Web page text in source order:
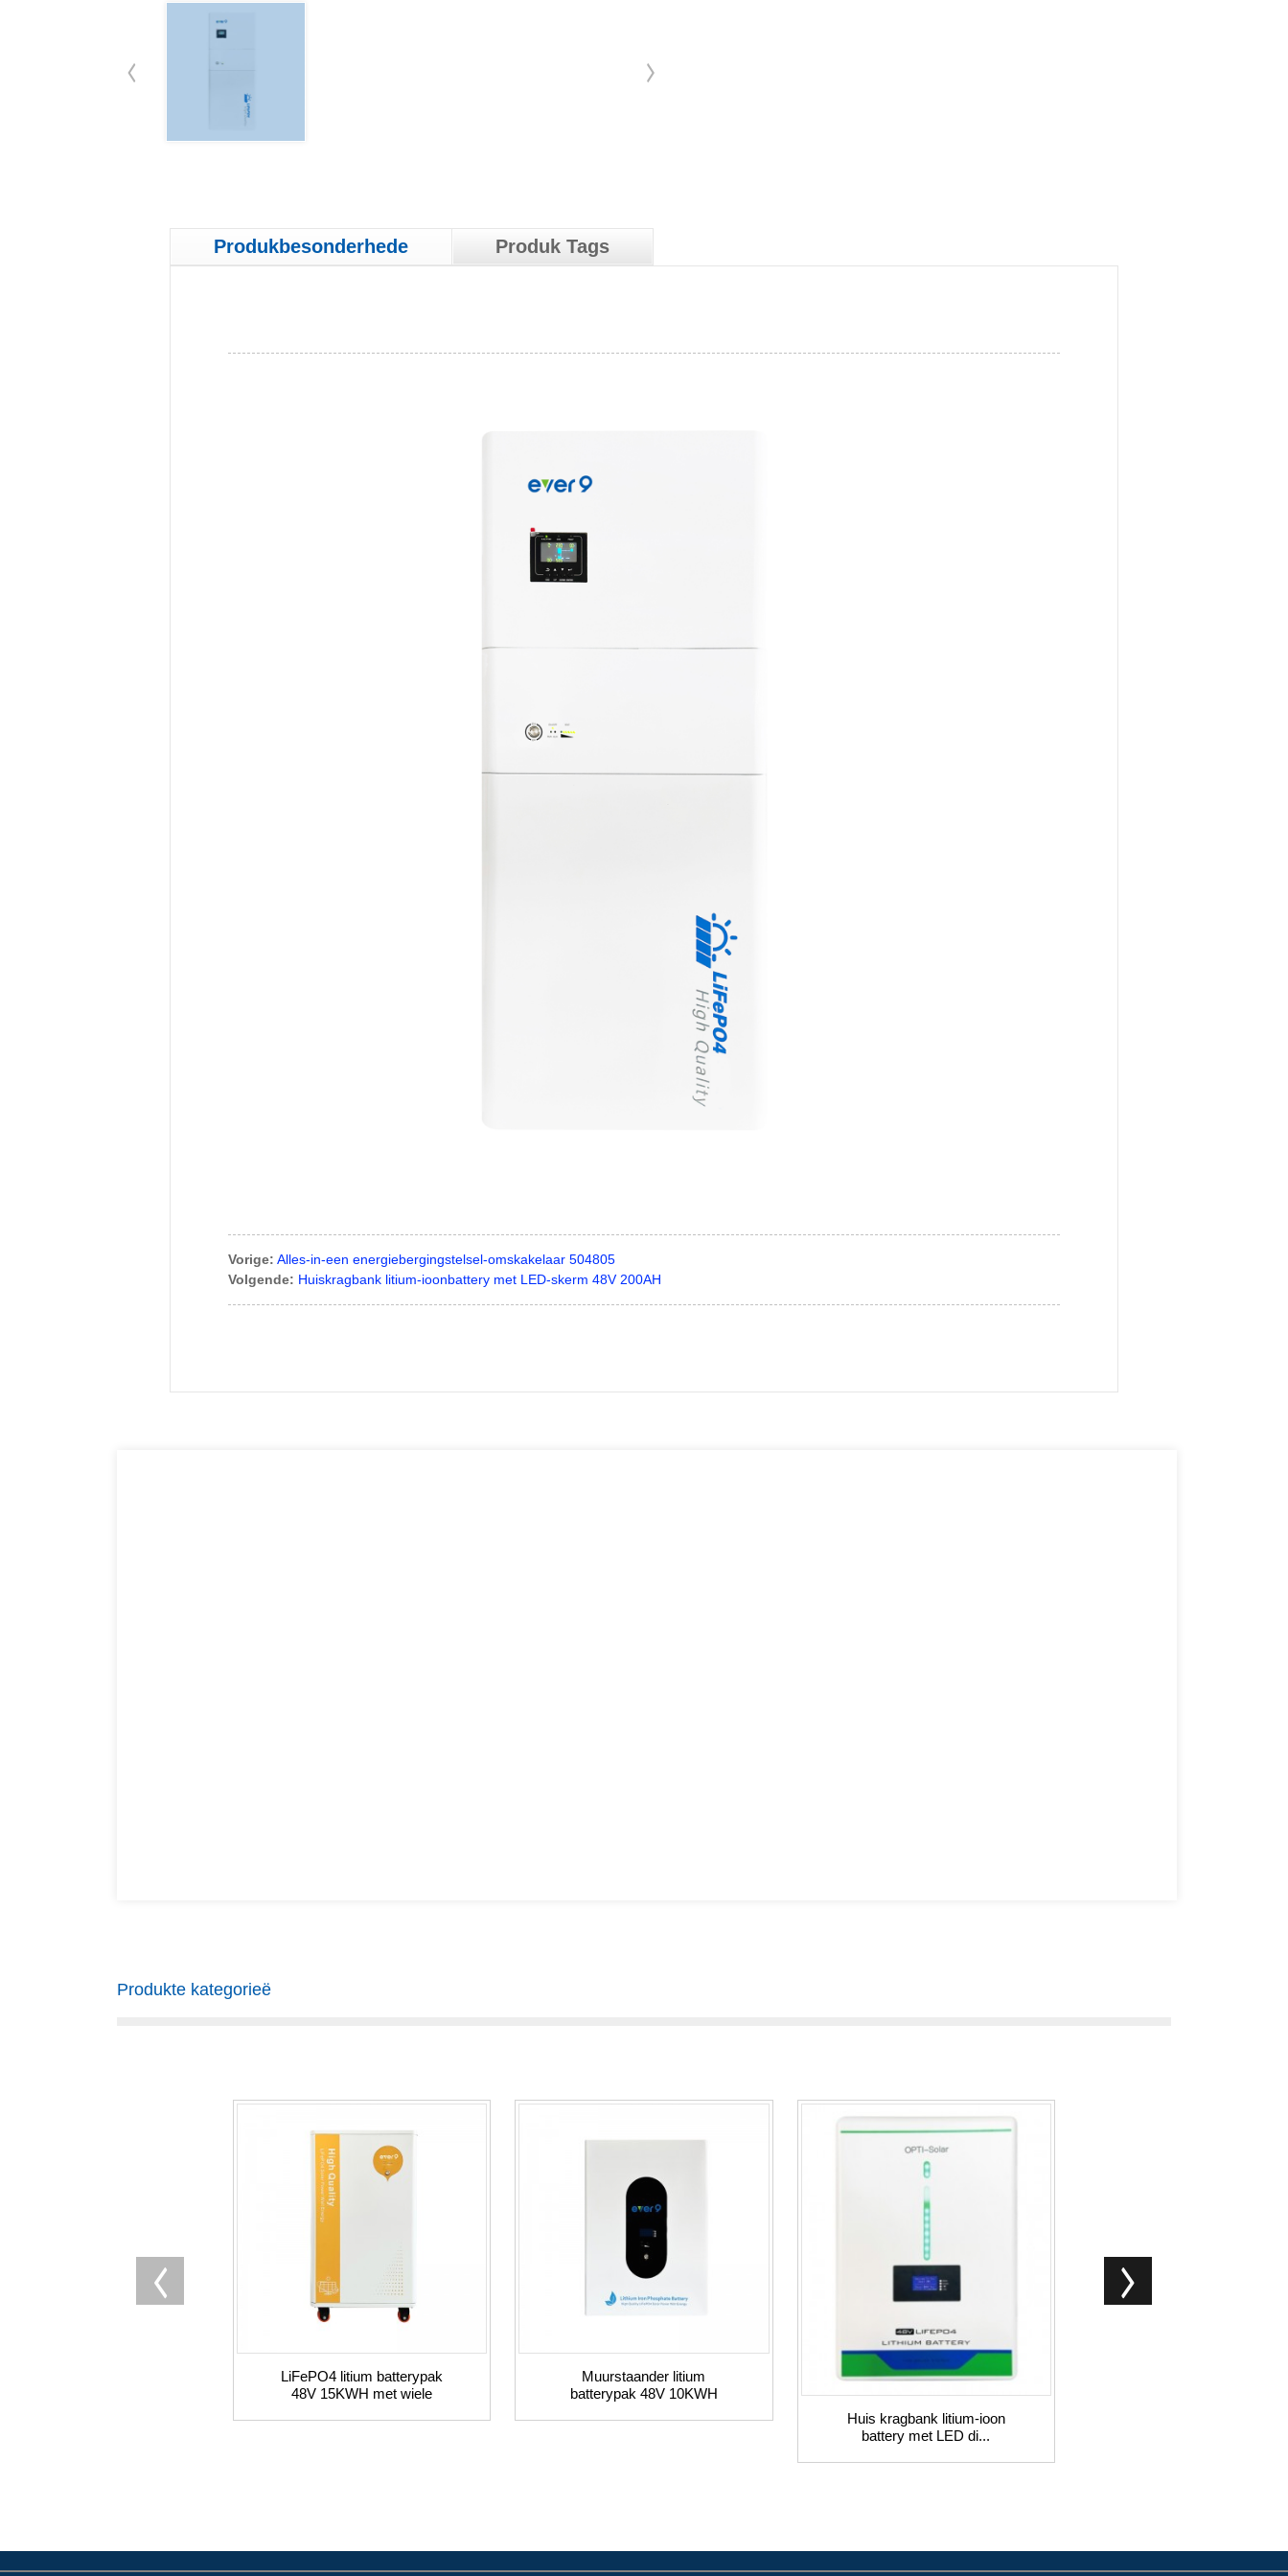
Produkbesonderhede Produk Tags
Vorige: Alles-in-een energiebergingstelsel-omskakelaar 504805
Volgende: Huiskragbank litium-ioonbattery met LED-skerm 48V 200AH
Produkte kategorieë
LiFePO4 litium batterypak
48V 15KWH met wiele
Muurstaander litium
batterypak 48V 10KWH
Huis kragbank litium-ioon
battery met LED di...